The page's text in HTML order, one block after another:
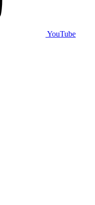
YouTube